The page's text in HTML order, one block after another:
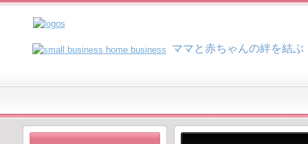
ママと赤ちゃんの絆を結